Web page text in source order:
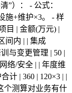
”）： - 公式：
施+维护×3。 - 样
目 | 金额(万元) |
间内 | | 集成
与变更管理 | 50 |
络/安全 | | 年度维
计 | 360 | 120×3 | |
个测算对业务有什